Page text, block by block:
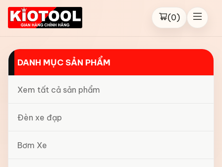
(0)
DANH MỤC SẢN PHẨM
Xem tất cả sản phẩm
Đèn xe đạp
Bơm Xe